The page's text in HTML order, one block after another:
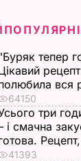
тепер
вся
64150
три
і смачна
41393